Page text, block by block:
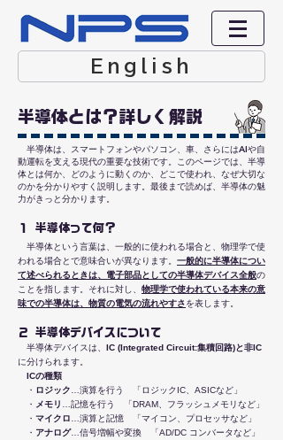
English
半導体とは？詳しく解説
半導体は、スマートフォンやパソコン、車、さらにはAIや自
動運転を支える現代の重要な技術です。このページでは、半導
体とは何か、どのように動くのか、どこで使われ、なぜ大切な
のかを分かりやすく説明します。最後まで読めば、半導体の魅
力がきっと分かります。​
１ 半導体って何？
半導体という言葉は、一般的に使われる場合と、物理学で使
われる場合とで意味合いが異なります。 一般的に半導体につい
て述べられるときは、電子部品としての半導体デバイス全般の
ことを指します。それに対し、 物理学で使われている本来の意
味での半導体は、物質の電気の流れやすさを表します。
２ 半導体デバイスについて
半導体デバイスは、 IC (Integrated Circuit:集積回路)と非IC
に分けられます。
ICの種類
・ ロジック …演算を行う 「ロジックIC、ASICなど」
・ メモリ
…記憶を行う 「DRAM、フラッシュメモリなど」
・ マイクロ …演算と記憶 「マイコン、プロセッサなど」
・ アナログ…信号増幅や変換 「AD/DC コンバータなど」